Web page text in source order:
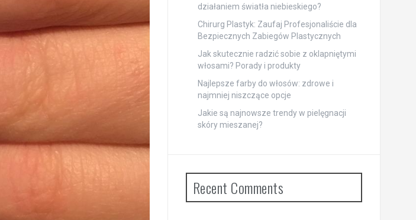
działaniem światła niebieskiego?
Chirurg Plastyk: Zaufaj Profesjonaliście dla
Bezpiecznych Zabiegów Plastycznych
Jak skutecznie radzić sobie z oklapniętymi
włosami? Porady i produkty
Najlepsze farby do włosów: zdrowe i
najmniej niszczące opcje
Jakie są najnowsze trendy w pielęgnacji
skóry mieszanej?
Recent Comments